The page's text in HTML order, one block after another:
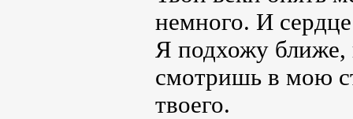
немного. И
Я подхожу
смотришь в мою
твоего.